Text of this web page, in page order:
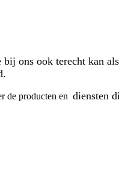
bij ons ook terecht kan
de producten en diensten